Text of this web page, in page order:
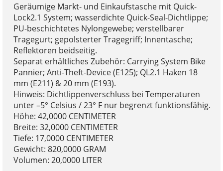
Geräumige Markt- und Einkaufstasche mit Quick-
Lock2.1 System; wasserdichte Quick-Seal-Dichtlippe;
PU-beschichtetes Nylongewebe; verstellbarer
Tragegurt; gepolsterter Tragegriff; Innentasche;
Reflektoren beidseitig.
Separat erhältliches Zubehör: Carrying System Bike
Pannier; Anti-Theft-Device (E125); QL2.1 Haken 18
mm (E211) & 20 mm (E193).
Hinweis: Dichtlippenverschluss bei Temperaturen
unter –5° Celsius / 23° F nur begrenzt funktionsfähig.
Höhe: 42,0000 CENTIMETER
Breite: 32,0000 CENTIMETER
Tiefe: 17,0000 CENTIMETER
Gewicht: 820,0000 GRAM
Volumen: 20,0000 LITER